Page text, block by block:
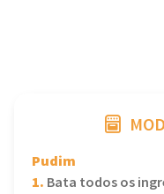
Pudim
1. Bata todos os